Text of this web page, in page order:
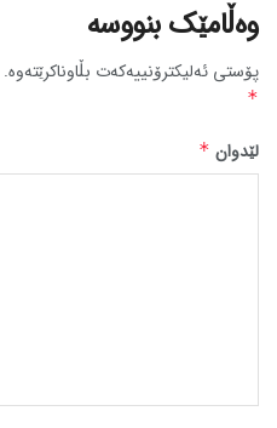
وەڵامێک بنووسە
پۆستی ئەلیکترۆنییەکەت بڵاوناکرێتەوە.
*
لێدوان *